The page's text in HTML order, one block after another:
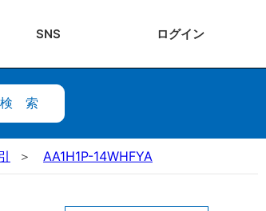
SNS ログイン
検索
AA1H1P-14WHFYA